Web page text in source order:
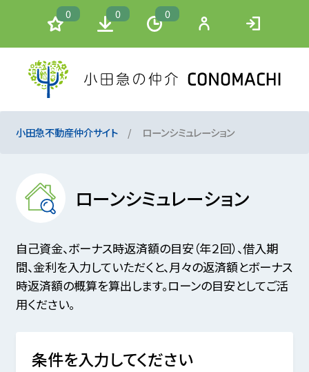
0 0 0
小田急不動産仲介サイト ローンシミュレーション
ローンシミュレーション
自己資金、ボーナス時返済額の目安（年２回）、借入期
間、金利を入力していただくと、月々の返済額とボーナス
時返済額の概算を算出します。ローンの目安としてご活
用ください。
条件を入力してください